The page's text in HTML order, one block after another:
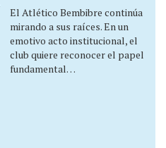
El Atlético Bembibre continúa
mirando a sus raíces. En un
emotivo acto institucional, el
club quiere reconocer el papel
fundamental…